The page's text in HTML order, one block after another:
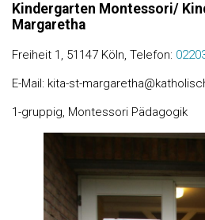
Kindergarten Montessori/
Margaretha
Freiheit 1, 51147 Köln, Telefon:
E-Mail: kita-st-
1-gruppig, Montessori Pädagogik